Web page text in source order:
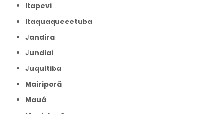
Itapevi
Itaquaquecetuba
Jandira
Jundiaí
Juquitiba
Mairiporã
Mauá